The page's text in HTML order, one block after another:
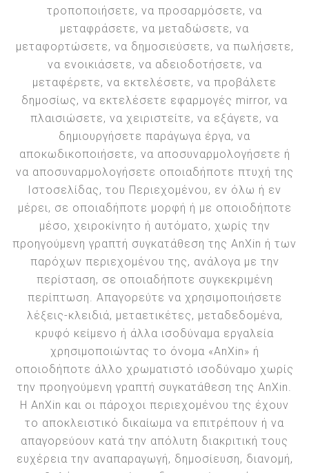
τροποποιήσετε, να προσαρμόσετε, να
μεταφράσετε, να μεταδώσετε, να
μεταφορτώσετε, να δημοσιεύσετε, να πωλήσετε,
να ενοικιάσετε, να αδειοδοτήσετε, να
μεταφέρετε, να εκτελέσετε, να προβάλετε
δημοσίως, να εκτελέσετε εφαρμογές mirror, να
πλαισιώσετε, να χειριστείτε, να εξάγετε, να
δημιουργήσετε παράγωγα έργα, να
αποκωδικοποιήσετε, να αποσυναρμολογήσετε ή
να αποσυναρμολογήσετε οποιαδήποτε πτυχή της
Ιστοσελίδας, του Περιεχομένου, εν όλω ή εν
μέρει, σε οποιαδήποτε μορφή ή με οποιοδήποτε
μέσο, χειροκίνητο ή αυτόματο, χωρίς την
προηγούμενη γραπτή συγκατάθεση της AnXin ή των
παρόχων περιεχομένου της, ανάλογα με την
περίσταση, σε οποιαδήποτε συγκεκριμένη
περίπτωση. Απαγορεύτε να χρησιμοποιήσετε
λέξεις-κλειδιά, μεταετικέτες, μεταδεδομένα,
κρυφό κείμενο ή άλλα ισοδύναμα εργαλεία
χρησιμοποιώντας το όνομα «AnXin» ή
οποιοδήποτε άλλο χρωματιστό ισοδύναμο χωρίς
την προηγούμενη γραπτή συγκατάθεση της AnXin.
Η AnXin και οι πάροχοι περιεχομένου της έχουν
το αποκλειστικό δικαίωμα να επιτρέπουν ή να
απαγορεύουν κατά την απόλυτη διακριτική τους
ευχέρεια την αναπαραγωγή, δημοσίευση, διανομή,